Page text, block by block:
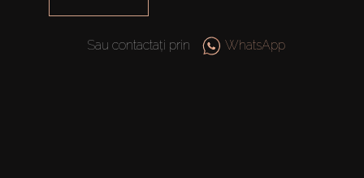
Sau contactați prin WhatsApp